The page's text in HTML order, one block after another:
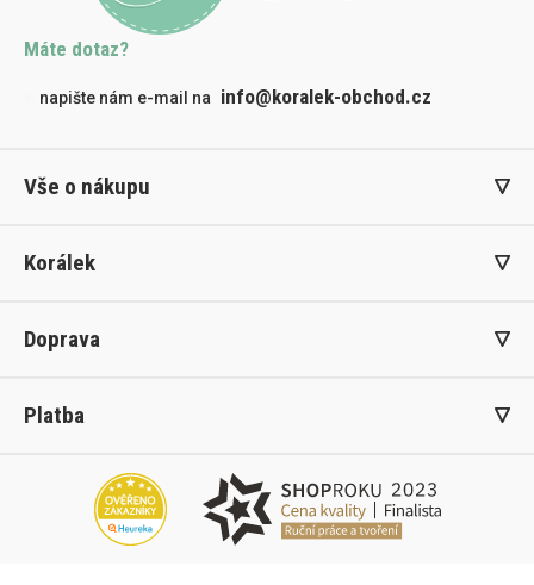
Máte dotaz?
napište nám e-mail na info@koralek-obchod.cz
Vše o nákupu
Korálek
Doprava
Platba